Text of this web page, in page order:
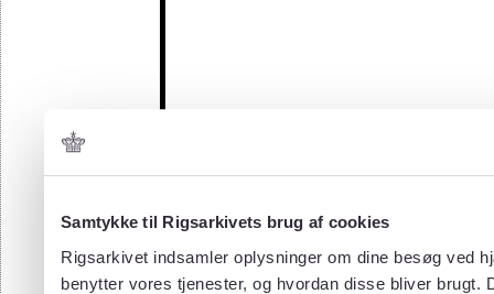
Samtykke til Rigsarkivets brug af cookies
Rigsarkivet indsamler oplysninger om dine besøg ved
benytter vores tjenester, og hvordan disse bliver